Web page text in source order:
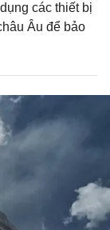
các thiết bị
Âu để bảo